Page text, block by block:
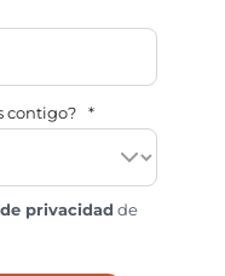
contigo? *
privacidad de